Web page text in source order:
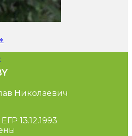
Николаевич
13.12.1993